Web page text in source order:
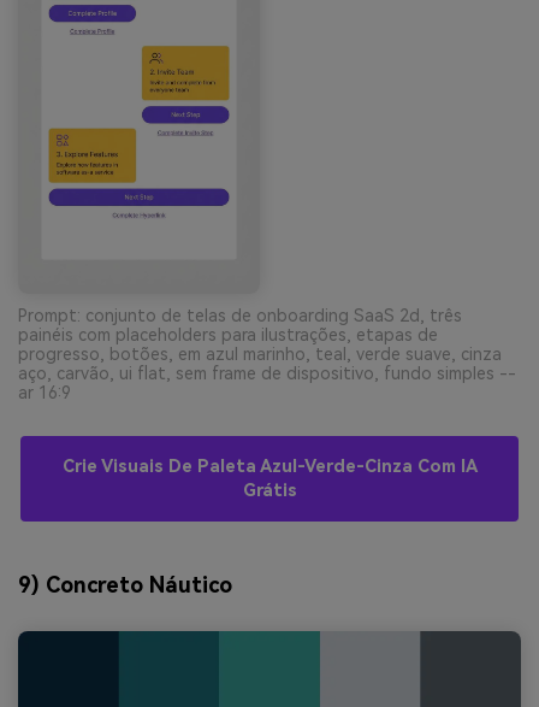
Prompt: conjunto de telas de onboarding SaaS 2d, três
painéis com placeholders para ilustrações, etapas de
progresso, botões, em azul marinho, teal, verde suave, cinza
aço, carvão, ui flat, sem frame de dispositivo, fundo simples --
ar 16:9
Crie Visuais De Paleta Azul-Verde-Cinza Com IA
Grátis
9) Concreto Náutico